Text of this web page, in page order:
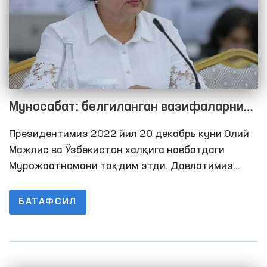
Муносабат: белгиланган вазифаларни
бажаришга ҳар бир халқ вакили масъул
Президентимиз 2022 йил 20 декабрь куни Олий
Мажлис ва Ўзбекистон халқига навбатдаги
Мурожаатномани тақдим этди. Давлатимиз
даври бошлангани, аҳолимиз сони 36
миллиондан ошганлиги, ҳар йили 900 мингта
БАТАФСИЛ